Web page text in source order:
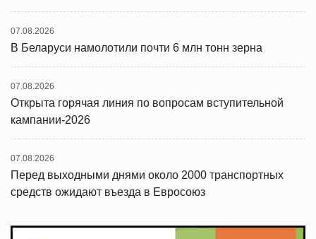
07.08.2026
В Беларуси намолотили почти 6 млн тонн зерна
07.08.2026
Открыта горячая линия по вопросам вступительной
кампании-2026
07.08.2026
Перед выходными днями около 2000 транспортных
средств ожидают въезда в Евросоюз